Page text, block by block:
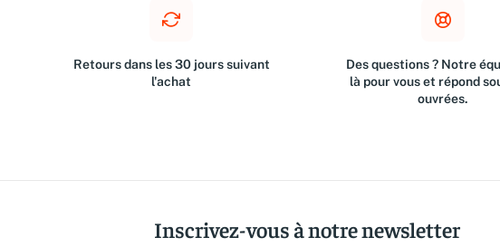
Retours dans les 30 jours suivant
l'achat
Des questions ? Notre
là pour vous et répond
ouvrées.
Inscrivez-vous à notre newsletter